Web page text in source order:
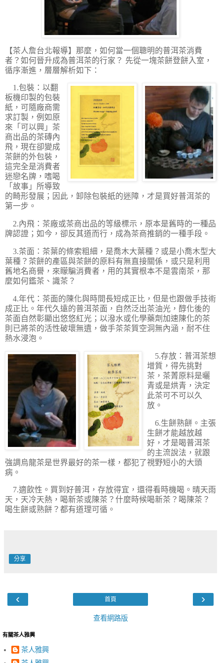
【茶人詹台北報導】 那麼，如何當一個聰明的普洱茶消費
者？如何晉升成為普洱茶的行家？ 先從一塊茶餅登餅入室，
循序漸進，層層解析如下：
1.包裝：以翻
板機印製的包裝
紙，可隨廠商需
求訂製，例如原
來「可以興」茶
商出品的茶磚內
飛，現在卻變成
茶餅的外包裝，
這完全是消費者
迷戀名牌，嗜喝
「故事」所導致
的畸形發展；因此，卸除包裝紙的迷障，才是買好普洱茶的
第一步。
2.內飛：茶廠或茶商出品的等級標示，原本是舊時的一種品
牌認證；如今，卻反其道而行，成為茶商推銷的一種手段。
3.茶面：茶葉的條索粗細，是喬木大葉種？或是小喬木型大
葉種？茶餅的產區與茶餅的原料有無直接關係，或只是利用
舊地名商譽，來矇騙消費者，用的其實根本不是雲南茶，那
麼如何鑑茶、識茶？
4.年代：茶面的陳化與時間長短成正比，但是也跟做手技術
成正比。年代久遠的普洱茶面，自然泛出茶油光，醇化後的
茶面自然彰顯出悠悠紅光；以潑水或化學藥劑加速陳化的茶
則已將茶的活性破壞無遺，做手茶茶質空洞無內涵，耐不住
熱水浸泡。
5.存放：普洱茶想
增質，得先挑對
茶，茶菁原料是曬
青或是烘青，決定
此茶可不可以久
放。
6.生餅熟餅。主張
生餅才能越放越
好，才是喝普洱茶
的主流說法，就跟
強調烏龍茶是世界最好的茶一樣，都犯了視野短小的大頭
病。
7.適飲性。買到好普洱，存放得宜，還得看時機喝。晴天雨
天，天冷天熱，喝新茶或陳茶？什麼時候喝新茶？喝陳茶？
喝生餅或熟餅？都有道理可循。
分享
‹ ›
首頁
查看網路版
有關茶人雅興
茶人雅興